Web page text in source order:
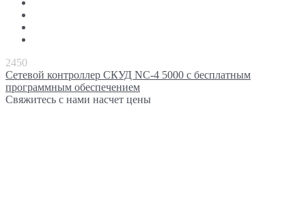
2450
Сетевой контроллер СКУД NC-4 5000 c бесплатным
программным обеспечением
Свяжитесь с нами насчет цены